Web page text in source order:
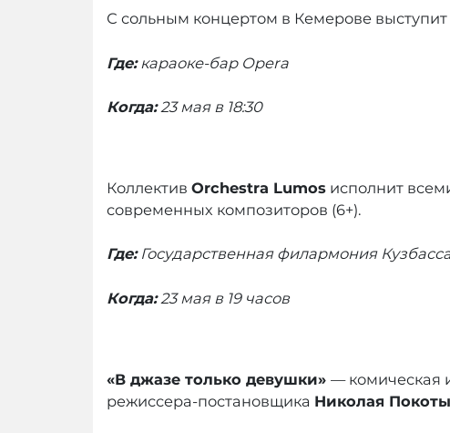
С сольным концертом в Кемерове
Где:караоке-бар Opera
Когда:23 мая в 18:30
Коллектив Orchestra Lumos исполнит
современных композиторов (6+).
Где:Государственная филармония
Когда:23 мая в 19 часов
«В джазе только девушки» — комическая
режиссера-постановщика Николая